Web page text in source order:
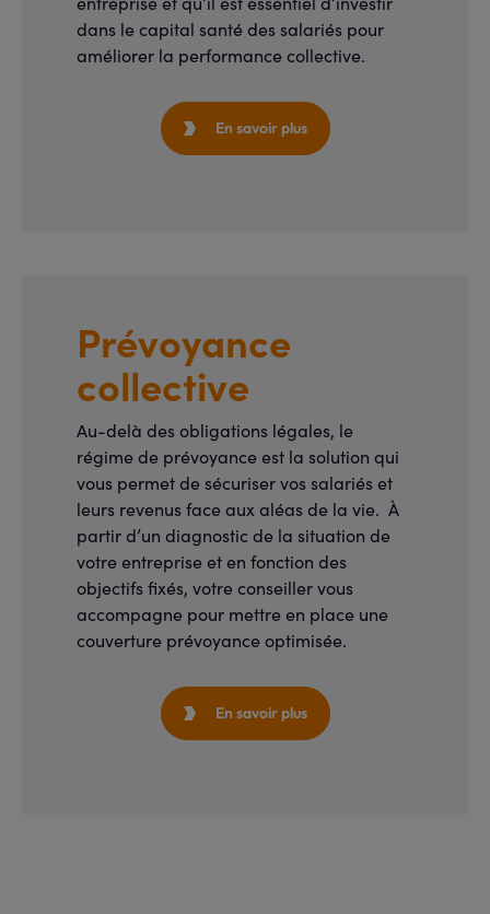
dans le capital santé des salariés pour
améliorer la performance collective.
 En savoir plus
Prévoyance
collective
Au-delà des obligations légales, le
régime de prévoyance est la solution qui
vous permet de sécuriser vos salariés et
leurs revenus face aux aléas de la vie. À
partir d’un diagnostic de la situation de
votre entreprise et en fonction des
objectifs fixés, votre conseiller vous
accompagne pour mettre en place une
couverture prévoyance optimisée.
 En savoir plus